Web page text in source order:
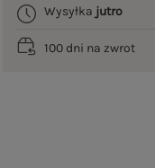
Wysyłka jutro
100 dni na zwrot